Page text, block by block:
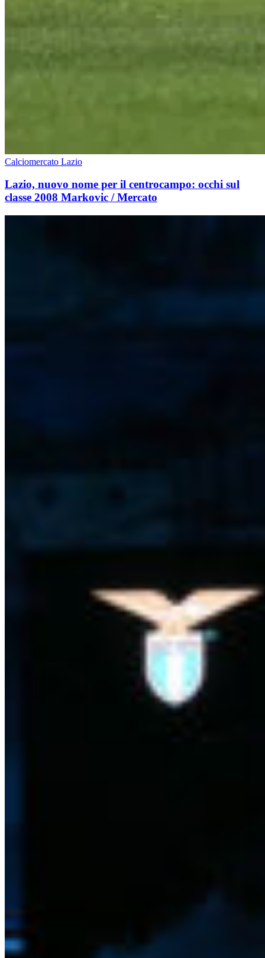
Calciomercato Lazio
Lazio, nuovo nome per il centrocampo: occhi sul
classe 2008 Markovic / Mercato